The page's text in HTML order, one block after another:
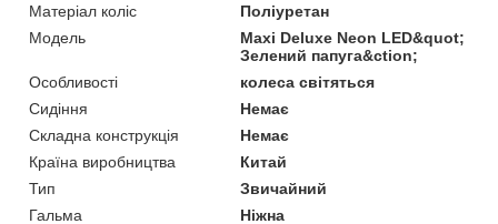
Матеріал коліс
Поліуретан
Мoдель
Maxi Deluxe Neon LED&quot;
Зелений папуга&ction;
Особливості
колеса світяться
Сидіння
Немає
Складна конструкція
Немає
Країна виробництва
Китай
Тип
Звичайний
Гальма
Ніжна